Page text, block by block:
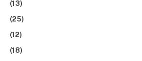
(13)
(25)
(12)
(18)